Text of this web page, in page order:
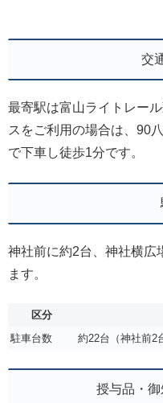
交
最寄駅は富山ライトレー
スをご利用の場合は、90
で下車し徒歩1分です。
神社前に約2台、神社横広
ます。
区分
駐車台数
約22台（神社前2
授与品・御